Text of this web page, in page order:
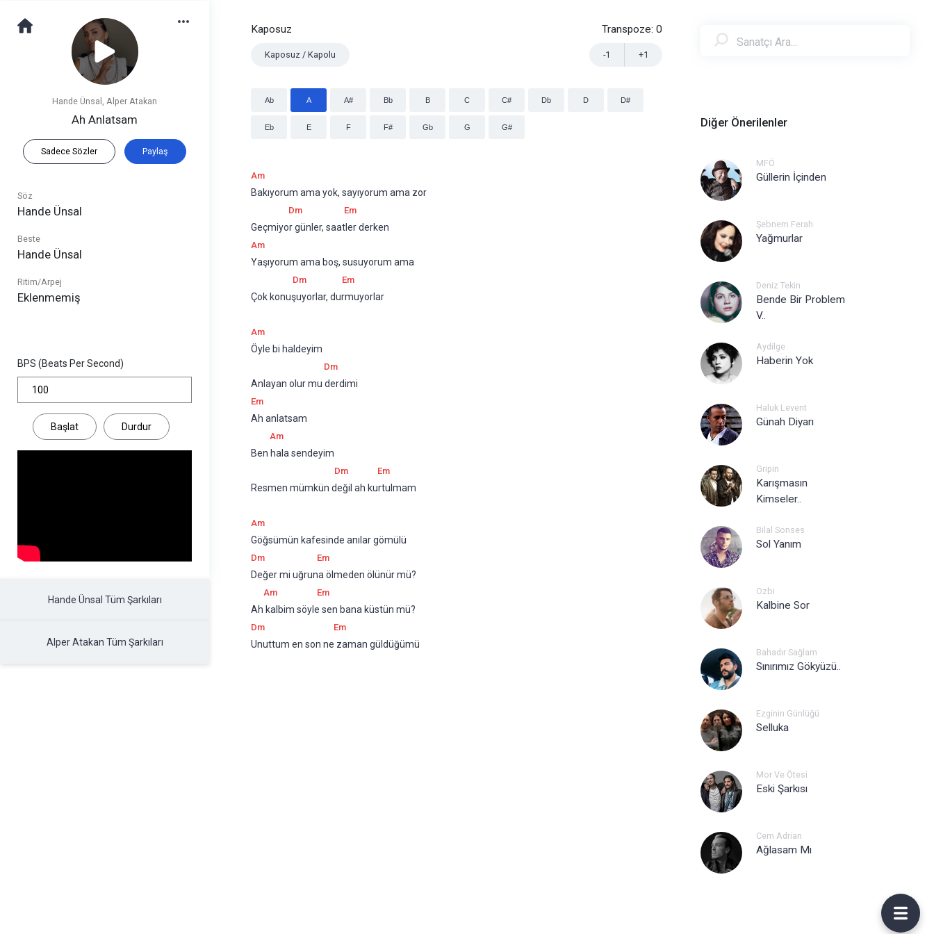
Hande Ünsal , Alper Atakan
Ah Anlatsam
Sadece Sözler Paylaş
Söz
Hande Ünsal
Beste
Hande Ünsal
Ritim/Arpej
Eklenmemiş
BPS (Beats Per Second)
Başlat Durdur
Hande Ünsal Tüm Şarkıları
Alper Atakan Tüm Şarkıları
Kaposuz
Kaposuz / Kapolu
Transpoze: 0
+1
-1
Ab A A# Bb B C C# Db D D#
Eb E F F# Gb G G#
Am
Bakıyorum ama yok, sayıyorum ama zor
Dm Em
Geçmiyor günler, saatler derken
Am
Yaşıyorum ama boş, susuyorum ama
Dm Em
Çok konuşuyorlar, durmuyorlar
Am
Öyle bi haldeyim
Dm
Anlayan olur mu derdimi
Em
Ah anlatsam
Am
Ben hala sendeyim
Dm Em
Resmen mümkün değil ah kurtulmam
Am
Göğsümün kafesinde anılar gömülü
Dm Em
Değer mi uğruna ölmeden ölünür mü?
Am Em
Ah kalbim söyle sen bana küstün mü?
Dm Em
Unuttum en son ne zaman güldüğümü
Diğer Önerilenler
MFÖ
Güllerin İçinden
Şebnem Ferah
Yağmurlar
Deniz Tekin
Bende Bir Problem
V..
Aydilge
Haberin Yok
Haluk Levent
Günah Diyarı
Gripin
Karışmasın
Kimseler..
Bilal Sonses
Sol Yanım
Ozbi
Kalbine Sor
Bahadır Sağlam
Sınırımız Gökyüzü..
Ezginin Günlüğü
Selluka
Mor Ve Ötesi
Eski Şarkısı
Cem Adrian
Ağlasam Mı